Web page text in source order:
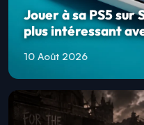
Jouer à sa PS5 sur
plus intéressant
10 Août 2026